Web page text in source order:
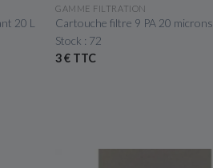
20 L
APERÇU RAPIDE
GAMME FILTRATION
Cartouche filtre 9 PA 20 microns
Stock : 72
3 € TTC